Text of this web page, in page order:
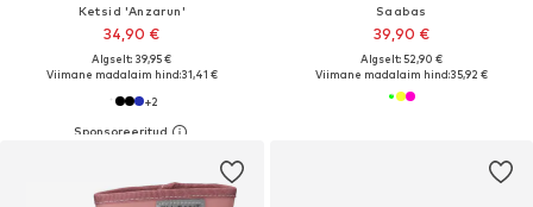
Ketsid 'Anzarun'
34,90 €
Algselt: 39,95 €
Viimane madalaim hind:31,41 €
+2
Saabas
39,90 €
Algselt: 52,90 €
Viimane madalaim hind:35,92 €